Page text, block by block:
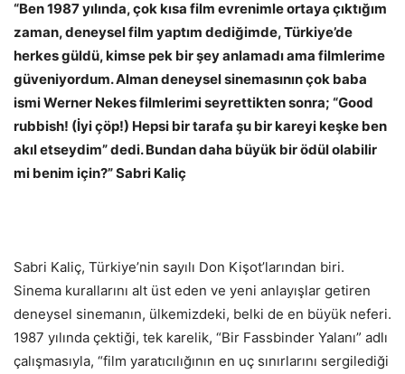
“Ben 1987 yılında, çok kısa film evrenimle ortaya çıktığım
zaman, deneysel film yaptım dediğimde, Türkiye’de
herkes güldü, kimse pek bir şey anlamadı ama filmlerime
güveniyordum. Alman deneysel sinemasının çok baba
ismi Werner Nekes filmlerimi seyrettikten sonra; “Good
rubbish! (İyi çöp!) Hepsi bir tarafa şu bir kareyi keşke ben
akıl etseydim” dedi. Bundan daha büyük bir ödül olabilir
mi benim için?” Sabri Kaliç
Sabri Kaliç, Türkiye’nin sayılı Don Kişot’larından biri.
Sinema kurallarını alt üst eden ve yeni anlayışlar getiren
deneysel sinemanın, ülkemizdeki, belki de en büyük neferi.
1987 yılında çektiği, tek karelik, “Bir Fassbinder Yalanı” adlı
çalışmasıyla, “film yaratıcılığının en uç sınırlarını sergilediği